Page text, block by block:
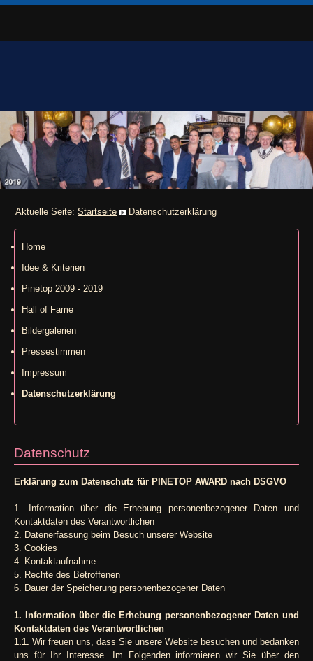
Aktuelle Seite: Startseite Datenschutzerklärung
Home
Idee & Kriterien
Pinetop 2009 - 2019
Hall of Fame
Bildergalerien
Pressestimmen
Impressum
Datenschutzerklärung
Datenschutz
Erklärung zum Datenschutz für PINETOP AWARD nach DSGVO
1. Information über die Erhebung personenbezogener Daten und
Kontaktdaten des Verantwortlichen
2. Datenerfassung beim Besuch unserer Website
3. Cookies
4. Kontaktaufnahme
5. Rechte des Betroffenen
6. Dauer der Speicherung personenbezogener Daten
1. Information über die Erhebung personenbezogener Daten und
Kontaktdaten des Verantwortlichen
1.1. Wir freuen uns, dass Sie unsere Website besuchen und bedanken
uns für Ihr Interesse. Im Folgenden informieren wir Sie über den